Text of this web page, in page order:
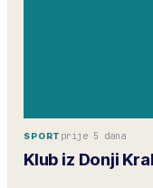
SPORT prije 5 dana
Klub iz Donji